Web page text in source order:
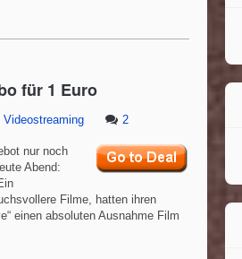
für 1 Euro
Videostreaming 2
nur noch
Abend:
Filme, hatten ihren
einen absoluten Ausnahme Film